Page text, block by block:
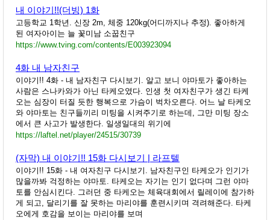
내 이야기!!(더빙) 1화
고등학교 1학년. 신장 2m, 체중 120kg(어디까지나 추정). 좋아하게
된 여자아이는 늘 꽃미남 소꿉친구
https://www.tving.com/contents/E003923094
4화 내 남자친구
이야기!! 4화 - 내 남자친구 다시보기. 알고 보니 야마토가 좋아하는
사람은 스나카와가 아닌 타케오였다. 인생 첫 여자친구가 생긴 타케
오는 심장이 터질 듯한 행복으로 가슴이 벅차오른다. 어느 날 타케오
와 야마토는 친구들끼리 미팅을 시켜주기로 하는데, 그만 미팅 장소
에서 큰 사고가 발생한다. 일생일대의 위기에
https://laftel.net/player/24515/30739
(자막) 내 이야기!! 15화 다시보기 | 라프텔
이야기!! 15화 - 내 여자친구 다시보기. 남자친구인 타케오가 인기가
많을까봐 걱정하는 야마토. 타케오는 자기는 인기 없다며 그런 야마
토를 안심시킨다. 그러던 중 타케오는 체육대회에서 릴레이에 참가하
게 되고, 달리기를 잘 못하는 마리야를 훈련시키며 격려해준다. 타케
오에게 호감을 보이는 마리야를 보며